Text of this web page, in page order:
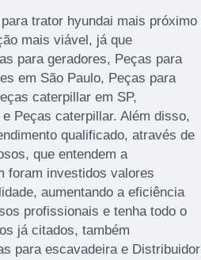
trator hyundai mais próximo
mais viável, já que
para geradores, Peças para
em São Paulo, Peças para
caterpillar em SP,
Peças caterpillar. Além disso,
qualificado, através de
que entendem a
foram investidos valores
aumentando a eficiência
profissionais e tenha todo o
já citados, também
para escavadeira e Distribuidor